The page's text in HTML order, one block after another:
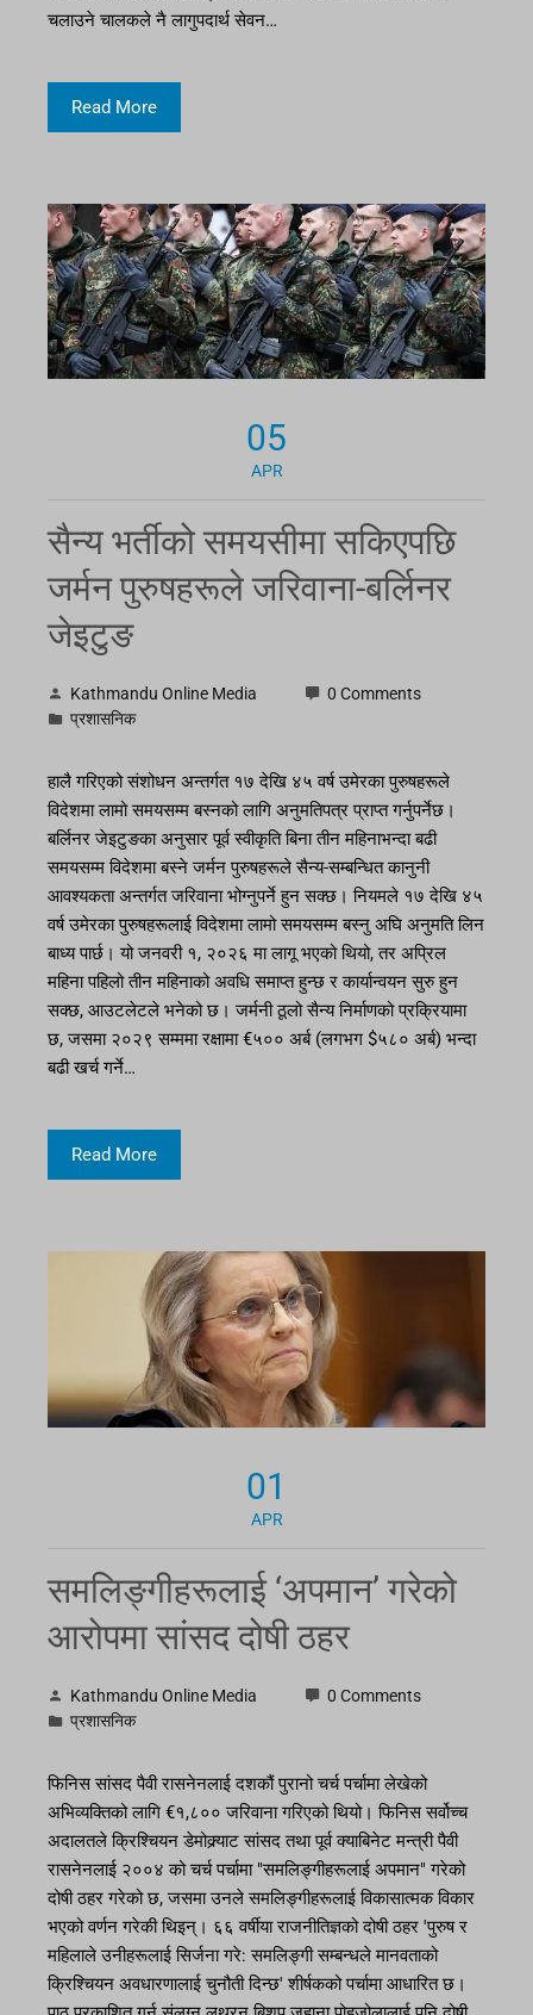
चलाउने चालकले नै लागुपदार्थ सेवन…
Read More
05
APR
सैन्य भर्तीको समयसीमा सकिएपछि
जर्मन पुरुषहरूले जरिवाना-बर्लिनर
जेइटुङ
Kathmandu Online Media
0 Comments
प्रशासनिक
हालै गरिएको संशोधन अन्तर्गत १७ देखि ४५ वर्ष उमेरका पुरुषहरूले
विदेशमा लामो समयसम्म बस्नको लागि अनुमतिपत्र प्राप्त गर्नुपर्नेछ।
बर्लिनर जेइटुङका अनुसार पूर्व स्वीकृति बिना तीन महिनाभन्दा बढी
समयसम्म विदेशमा बस्ने जर्मन पुरुषहरूले सैन्य-सम्बन्धित कानुनी
आवश्यकता अन्तर्गत जरिवाना भोग्नुपर्ने हुन सक्छ। नियमले १७ देखि ४५
वर्ष उमेरका पुरुषहरूलाई विदेशमा लामो समयसम्म बस्नु अघि अनुमति लिन
बाध्य पार्छ। यो जनवरी १, २०२६ मा लागू भएको थियो, तर अप्रिल
महिना पहिलो तीन महिनाको अवधि समाप्त हुन्छ र कार्यान्वयन सुरु हुन
सक्छ, आउटलेटले भनेको छ। जर्मनी ठूलो सैन्य निर्माणको प्रक्रियामा
छ, जसमा २०२९ सम्ममा रक्षामा €५०० अर्ब (लगभग $५८० अर्ब) भन्दा
बढी खर्च गर्ने…
Read More
01
APR
समलिङ्गीहरूलाई ‘अपमान’ गरेको
आरोपमा सांसद दोषी ठहर
Kathmandu Online Media
0 Comments
प्रशासनिक
फिनिस सांसद पैवी रासनेनलाई दशकौं पुरानो चर्च पर्चामा लेखेको
अभिव्यक्तिको लागि €१,८०० जरिवाना गरिएको थियो। फिनिस सर्वोच्च
अदालतले क्रिश्चियन डेमोक्र्याट सांसद तथा पूर्व क्याबिनेट मन्त्री पैवी
रासनेनलाई २००४ को चर्च पर्चामा "समलिङ्गीहरूलाई अपमान" गरेको
दोषी ठहर गरेको छ, जसमा उनले समलिङ्गीहरूलाई विकासात्मक विकार
भएको वर्णन गरेकी थिइन्। ६६ वर्षीया राजनीतिज्ञको दोषी ठहर 'पुरुष र
महिलाले उनीहरूलाई सिर्जना गरे: समलिङ्गी सम्बन्धले मानवताको
क्रिश्चियन अवधारणालाई चुनौती दिन्छ' शीर्षकको पर्चामा आधारित छ।